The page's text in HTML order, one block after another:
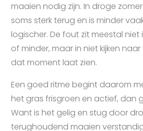
maaien nodig zijn. In droge
soms sterk terug en is minder
logischer. De fout zit meestal niet
of minder, maar in niet kijken
dat moment laat zien.
Een goed ritme begint daarom
het gras frisgroen en actief, dan
Want is het gelig en stug door
terughoudend maaien